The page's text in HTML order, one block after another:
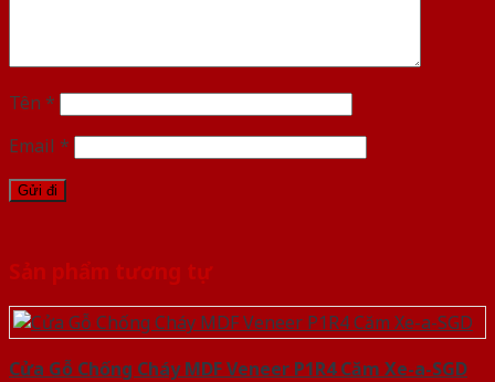
Tên *
Email *
Sản phẩm tương tự
Cửa Gỗ Chống Cháy MDF Veneer P1R4 Căm Xe-a-SGD